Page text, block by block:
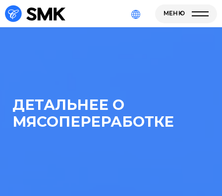
МЕНЮ
ДЕТАЛЬНЕЕ О
МЯСОПЕРЕРАБОТКЕ